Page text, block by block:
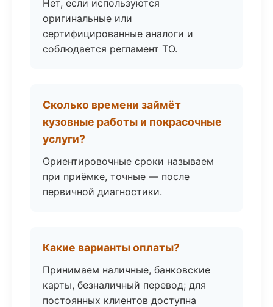
Нет, если используются
оригинальные или
сертифицированные аналоги и
соблюдается регламент ТО.
Сколько времени займёт
кузовные работы и покрасочные
услуги?
Ориентировочные сроки называем
при приёмке, точные — после
первичной диагностики.
Какие варианты оплаты?
Принимаем наличные, банковские
карты, безналичный перевод; для
постоянных клиентов доступна